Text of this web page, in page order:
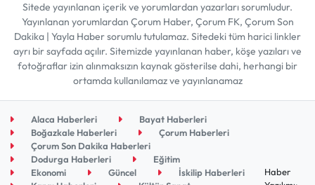
Sitede yayınlanan içerik ve yorumlardan yazarları sorumludur.
Yayınlanan yorumlardan Çorum Haber, Çorum FK, Çorum Son
Dakika | Yayla Haber sorumlu tutulamaz. Sitedeki tüm harici linkler
ayrı bir sayfada açılır. Sitemizde yayınlanan haber, köşe yazıları ve
fotoğraflar izin alınmaksızın kaynak gösterilse dahi, herhangi bir
ortamda kullanılamaz ve yayınlanamaz
Alaca Haberleri
Bayat Haberleri
Boğazkale Haberleri
Çorum Haberleri
Çorum Son Dakika Haberleri
Dodurga Haberleri
Eğitim
Ekonomi
Güncel
İskilip Haberleri
Haber